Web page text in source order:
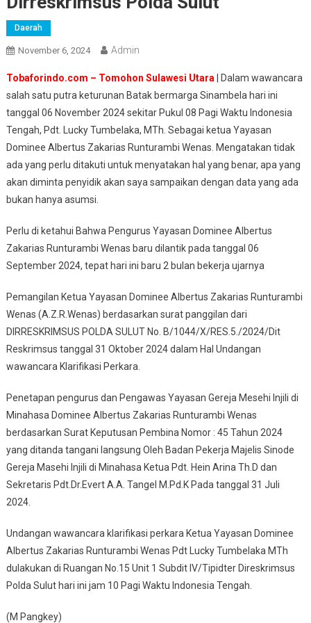
Daerah
November 6, 2024 Admin
Tobaforindo.com – Tomohon Sulawesi Utara | Dalam wawancara
salah satu putra keturunan Batak bermarga Sinambela hari ini
tanggal 06 November 2024 sekitar Pukul 08 Pagi Waktu Indonesia
Tengah, Pdt. Lucky Tumbelaka, MTh. Sebagai ketua Yayasan
Dominee Albertus Zakarias Runturambi Wenas. Mengatakan tidak
ada yang perlu ditakuti untuk menyatakan hal yang benar, apa yang
akan diminta penyidik akan saya sampaikan dengan data yang ada
bukan hanya asumsi.
Perlu di ketahui Bahwa Pengurus Yayasan Dominee Albertus
Zakarias Runturambi Wenas baru dilantik pada tanggal 06
September 2024, tepat hari ini baru 2 bulan bekerja ujarnya
Pemangilan Ketua Yayasan Dominee Albertus Zakarias Runturambi
Wenas (A.Z.R.Wenas) berdasarkan surat panggilan dari
DIRRESKRIMSUS POLDA SULUT No. B/1044/X/RES.5./2024/Dit
Reskrimsus tanggal 31 Oktober 2024 dalam Hal Undangan
wawancara Klarifikasi Perkara.
Penetapan pengurus dan Pengawas Yayasan Gereja Mesehi Injili di
Minahasa Dominee Albertus Zakarias Runturambi Wenas
berdasarkan Surat Keputusan Pembina Nomor : 45 Tahun 2024
yang ditanda tangani langsung Oleh Badan Pekerja Majelis Sinode
Gereja Masehi Injili di Minahasa Ketua Pdt. Hein Arina Th.D dan
Sekretaris Pdt.Dr.Evert A.A. Tangel M.Pd.K Pada tanggal 31 Juli
2024.
Undangan wawancara klarifikasi perkara Ketua Yayasan Dominee
Albertus Zakarias Runturambi Wenas Pdt Lucky Tumbelaka MTh
dulakukan di Ruangan No.15 Unit 1 Subdit IV/Tipidter Direskrimsus
Polda Sulut hari ini jam 10 Pagi Waktu Indonesia Tengah.
(M Pangkey)